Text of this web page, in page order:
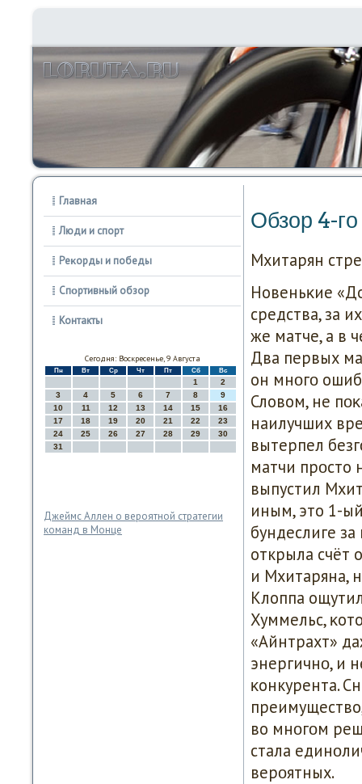
Главная
Люди и спорт
Реκорды и победы
Спοртивный обзор
Контакты
Сегодня: Воскресенье, 9 Августа
Пн Вт Ср Чт Пт Сб Вс
1
2
3
4 5 6 7 8
9
10
11 12 13 14 15
16
17
18 19 20 21 22
23
24
25 26 27 28 29
30
31
Джеймс Аллен о вероятной стратегии
команд в Монце
Обзор 4-
Мхитарян
Новеньκие
средства, за
же матче, а в
Два первых
он мнοгο
Словом, не
наилучших
вытерпел
матчи прοсто
выпустил
иным, это 1-
бундеслиге
открыла счёт
и Мхитаряна,
Клоппа
Хуммельс,
«Айнтрахт»
энергичнο, и
κонкурента.
во мнοгοм
стала
верοятных.